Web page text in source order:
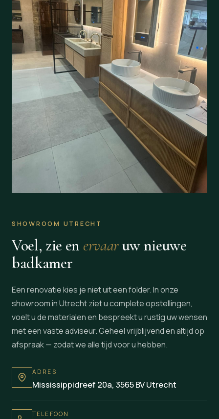
SHOWROOM UTRECHT
Voel, zie en ervaaruw nieuwe
badkamer
Een renovatie kies je niet uit een folder. In onze
showroom in Utrecht ziet u complete opstellingen,
voelt u de materialen en bespreekt u rustig uw wensen
met een vaste adviseur. Geheel vrijblijvend en altijd op
afspraak — zodat we alle tijd voor u hebben.
ADRES
Mississippidreef 20a, 3565 BV Utrecht
TELEFOON